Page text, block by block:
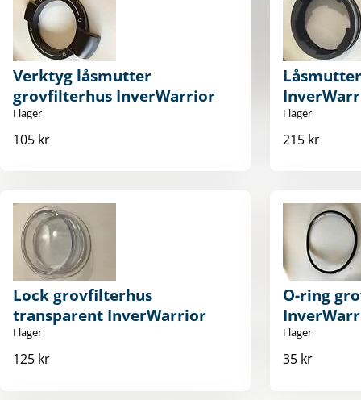
Verktyg låsmutter
grovfilterhus InverWarrior
I lager
105 kr
I lager
215 kr
Lock grovfilterhus
transparent InverWarrior
I lager
125 kr
O-ring
I lager
35 kr